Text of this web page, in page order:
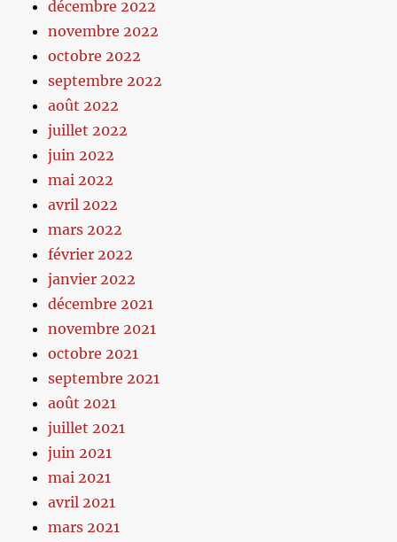
décembre 2022
novembre 2022
octobre 2022
septembre 2022
août 2022
juillet 2022
juin 2022
mai 2022
avril 2022
mars 2022
février 2022
janvier 2022
décembre 2021
novembre 2021
octobre 2021
septembre 2021
août 2021
juillet 2021
juin 2021
mai 2021
avril 2021
mars 2021